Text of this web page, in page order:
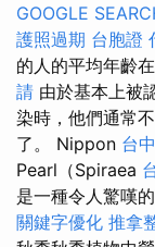
GOOGLE
護照過期 台胞證
的人的平均年齡
請 由於基本上被
染時，他們通常
了。 Nippon 台
Pearl（Spiraea
是一種令人驚嘆
關鍵字優化 推拿